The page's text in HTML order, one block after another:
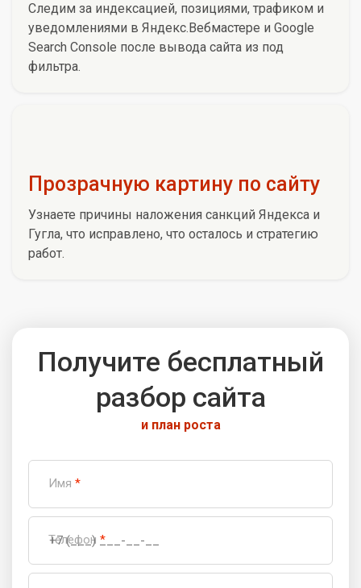
Следим за индексацией, позициями, трафиком и
уведомлениями в Яндекс.Вебмастере и Google
Search Console после вывода сайта из под
фильтра.
Прозрачную картину по сайту
Узнаете причины наложения санкций Яндекса и
Гугла, что исправлено, что осталось и стратегию
работ.
Получите бесплатный
разбор сайта
и план роста
Имя *
Телефон *